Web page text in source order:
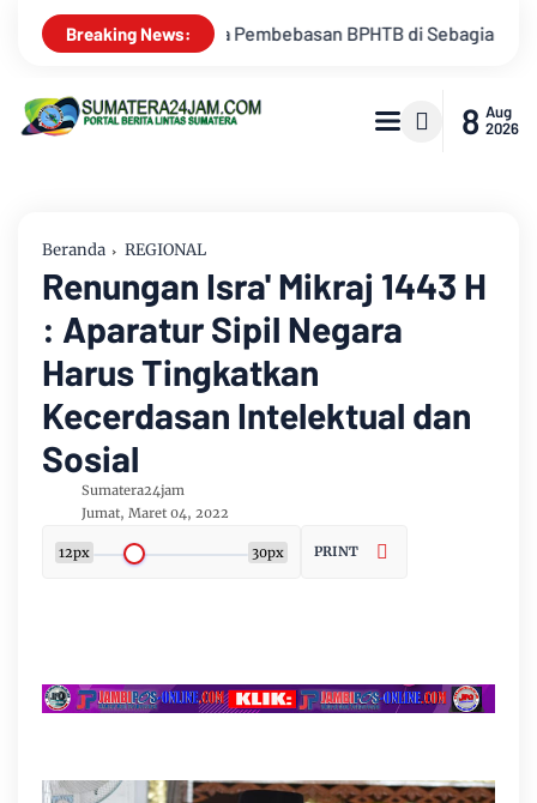
Breaking News:
Sebagian Lahan Kemarau Memuncak, Debit Sungai
8 Aug
2026
Beranda REGIONAL
Renungan Isra' Mikraj 1443 H
: Aparatur Sipil Negara
Harus Tingkatkan
Kecerdasan Intelektual dan
Sosial
Sumatera24jam
Jumat, Maret 04, 2022
12px 30px PRINT